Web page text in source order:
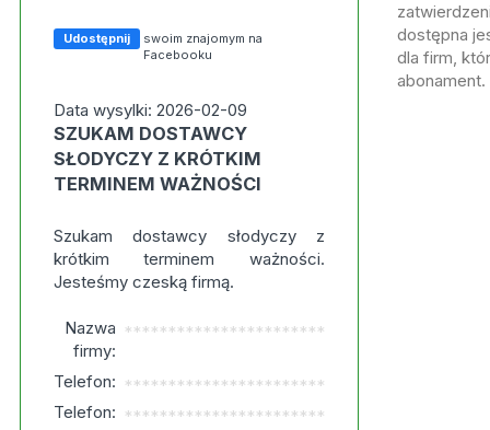
Udostępnij
swoim znajomym na
Facebooku
Data wysylki: 2026-02-09
SZUKAM DOSTAWCY
SŁODYCZY Z KRÓTKIM
TERMINEM WAŻNOŚCI
Szukam dostawcy słodyczy z
krótkim terminem ważności.
Jesteśmy czeską firmą.
Nazwa
firmy:
***********************
Telefon: ***********************
Telefon: ***********************
dostępna
dla firm,
abonament.